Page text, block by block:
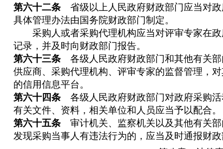
第六十二条省级以上人民政府财政部门应当对政
具体管理办法由国务院财政部门制定。
采购人或者采购代理机构应当对评审专家在政
记录，并及时向财政部门报告。
第六十三条各级人民政府财政部门和其他有关部
供应商、采购代理机构、评审专家的监督管理，
的信用信息平台。
第六十四条各级人民政府财政部门对政府采购活
有关文件、资料，相关单位和人员应当予以配合。
第六十五条审计机关、监察机关以及其他有关部
发现采购当事人有违法行为的，应当及时通报财